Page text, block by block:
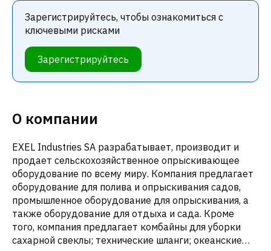
Зарегистрируйтесь, чтобы ознакомиться с
ключевыми рисками
Зарегистрируйтесь
О компании
EXEL Industries SA разрабатывает, производит и
продает сельскохозяйственное опрыскивающее
оборудование по всему миру. Компания предлагает
оборудование для полива и опрыскивания садов,
промышленное оборудование для опрыскивания, а
также оборудование для отдыха и сада. Кроме
того, компания предлагает комбайны для уборки
сахарной свеклы; технические шланги; океанские